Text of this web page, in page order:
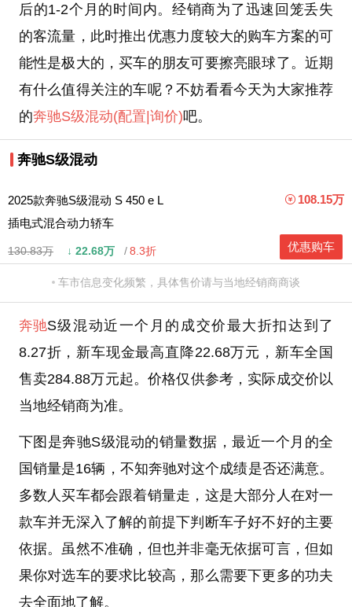
后的1-2个月的时间内。经销商为了迅速回笼丢失
的客流量，此时推出优惠力度较大的购车方案的可
能性是极大的，买车的朋友可要擦亮眼球了。近期
有什么值得关注的车呢？不妨看看今天为大家推荐
的奔驰S级混动(配置|询价)吧。
奔驰S级混动
2025款奔驰S级混动 S 450 e L
插电式混合动力轿车
130.83万 ↓ 22.68万 8.3折
108.15万
优惠购车
车市信息变化频繁，具体售价请与当地经销商商谈
奔驰S级混动近一个月的成交价最大折扣达到了
8.27折，新车现金最高直降22.68万元，新车全国
售卖284.88万元起。价格仅供参考，实际成交价以
当地经销商为准。
下图是奔驰S级混动的销量数据，最近一个月的全
国销量是16辆，不知奔驰对这个成绩是否还满意。
多数人买车都会跟着销量走，这是大部分人在对一
款车并无深入了解的前提下判断车子好不好的主要
依据。虽然不准确，但也并非毫无依据可言，但如
果你对选车的要求比较高，那么需要下更多的功夫
去全面地了解。